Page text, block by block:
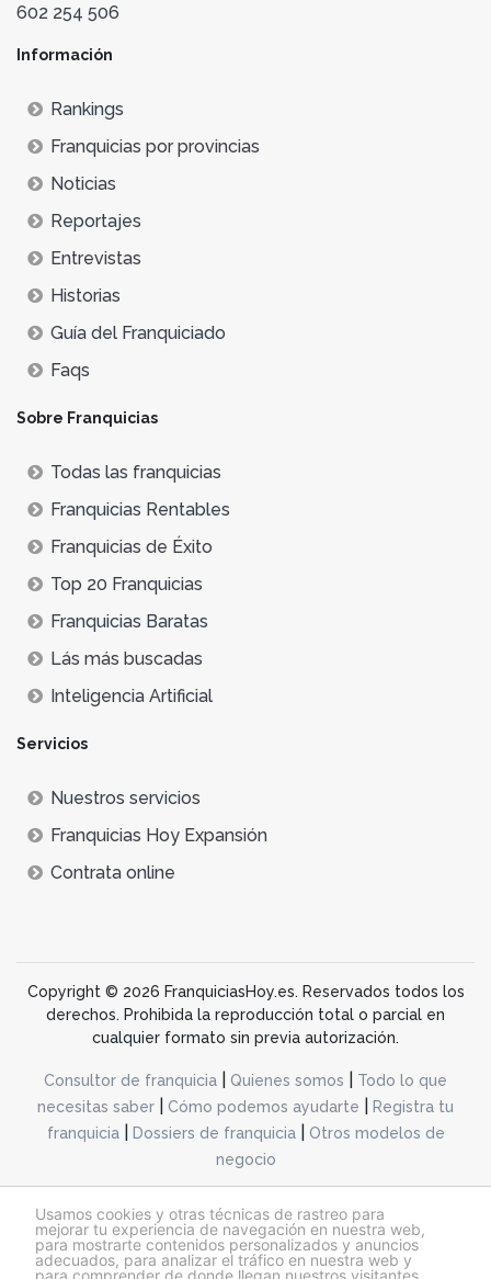
Usamos cookies y otras técnicas de rastreo para
mejorar tu experiencia de navegación en nuestra web,
para mostrarte contenidos personalizados y anuncios
adecuados, para analizar el tráfico en nuestra web y
para comprender de donde llegan nuestros visitantes.
602 254 506
Información
Rankings
Franquicias por provincias
Noticias
Reportajes
Entrevistas
Historias
Guía del Franquiciado
Faqs
Sobre Franquicias
Todas las franquicias
Franquicias Rentables
Franquicias de Éxito
Top 20 Franquicias
Franquicias Baratas
Lás más buscadas
Inteligencia Artificial
Servicios
Nuestros servicios
Franquicias Hoy Expansión
Contrata online
Copyright © 2026 FranquiciasHoy.es. Reservados todos los
derechos. Prohibida la reproducción total o parcial en
cualquier formato sin previa autorización.
Consultor de franquicia Quienes somos
Todo lo que
necesitas saber
Cómo podemos ayudarte
Registra tu
franquicia| Dossiers de franquicia|
Otros modelos de
negocio
@franquiciashoy.es |Aviso legal| Política de cookies|Política de privacidad